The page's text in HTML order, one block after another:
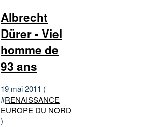
Albrecht
Dürer - Viel
homme de
93 ans
19 mai 2011 (
#RENAISSANCE
EUROPE DU NORD
)